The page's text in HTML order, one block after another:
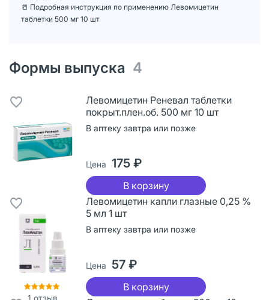
📒 Подробная инструкция по применению Левомицетин
таблетки 500 мг 10 шт
Формы выпуска 4
Левомицетин Реневал таблетки
покрыт.плен.об. 500 мг 10 шт
В аптеку завтра или позже
Цена 175 ₽
В корзину
1 отзыв
Левомицетин капли глазные 0,25 %
5 мл 1 шт
В аптеку завтра или позже
Цена 57 ₽
В корзину